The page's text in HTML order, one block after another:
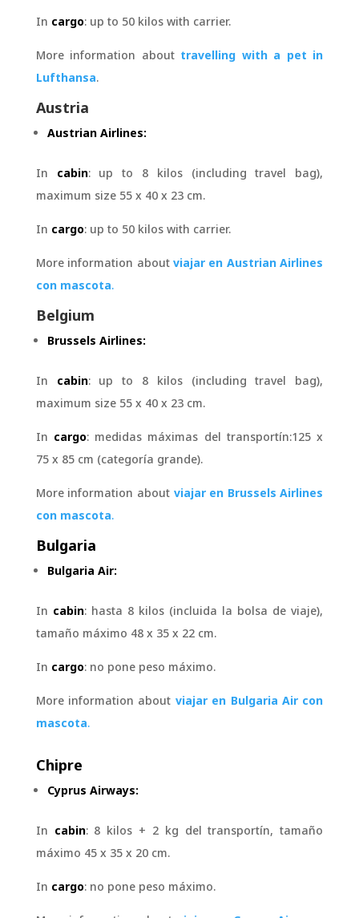
In cargo: up to 50 kilos with carrier.
More information about travelling with a pet in
Lufthansa.
Austria
Austrian Airlines:
In cabin: up to 8 kilos (including travel bag),
maximum size 55 x 40 x 23 cm.
In cargo: up to 50 kilos with carrier.
More information about viajar en Austrian Airlines
con mascota.
Belgium
Brussels Airlines:
In cabin: up to 8 kilos (including travel bag),
maximum size 55 x 40 x 23 cm.
In cargo: medidas máximas del transportín:125 x
75 x 85 cm (categoría grande).
More information about viajar en Brussels Airlines
con mascota.
Bulgaria
Bulgaria Air:
In cabin: hasta 8 kilos (incluida la bolsa de viaje),
tamaño máximo 48 x 35 x 22 cm.
In cargo: no pone peso máximo.
More information about viajar en Bulgaria Air con
mascota.
Chipre
Cyprus Airways:
In cabin: 8 kilos + 2 kg del transportín, tamaño
máximo 45 x 35 x 20 cm.
In cargo: no pone peso máximo.